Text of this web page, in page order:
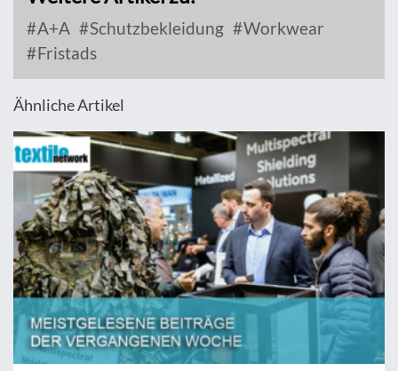
A+A Schutzbekleidung
Workwear
Fristads
Ähnliche Artikel